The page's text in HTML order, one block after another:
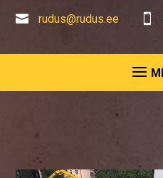
 rudus@rudus.ee 